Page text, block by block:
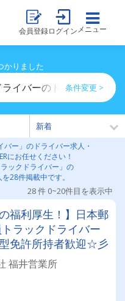
会員登録ログイン メニュー
かりました
イバーのドライバー求人
条件変更 >
バー」のドライバー求人・
にお任せください！
ックドライバー」の
28件掲載中です。
28 件 0~20件目を表示中
福利厚生！】日本郵
ラックドライバー
免許所持者歓迎☆彡
福井営業所